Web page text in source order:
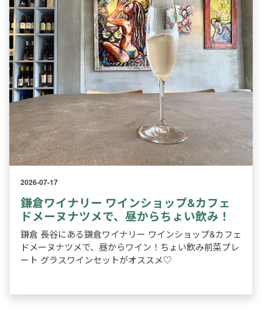
2026-07-17
鎌倉ワイナリー ワインショップ&カフェ
ドメーヌナツメで、昼からちょい飲み！
鎌倉 長谷にある鎌倉ワイナリー ワインショップ&カフェ
ドメーヌナツメで、昼からワイン！ちょい飲み前菜プレ
ート グラスワインセットがオススメ♡